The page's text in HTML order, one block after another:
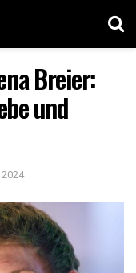
Breier:
und